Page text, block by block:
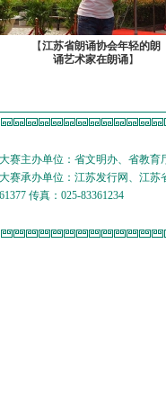
【江苏省朗诵协会年轻的朗
诵艺术家在朗诵】
大赛主办单位：省文明办、省教
大赛承办单位：江苏发行网、江
传真：025-83361234